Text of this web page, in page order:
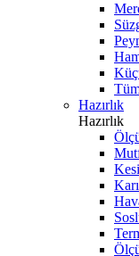
Hazırlık
Hazırlık